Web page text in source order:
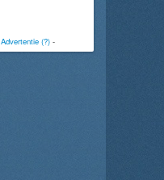
Advertentie (?)-